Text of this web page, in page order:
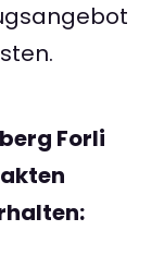
Forli